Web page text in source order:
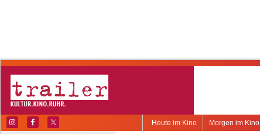
Morgen im Kino
Heute im Kino